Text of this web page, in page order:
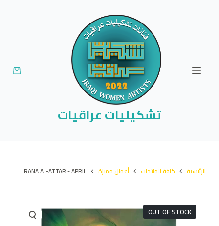
تشكيليات عراقيات
الرئيسية كافة المنتجات أعمال مميزة RANA AL-ATTAR - APRIL
OUT OF STOCK